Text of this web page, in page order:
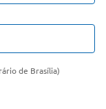
de Brasília)